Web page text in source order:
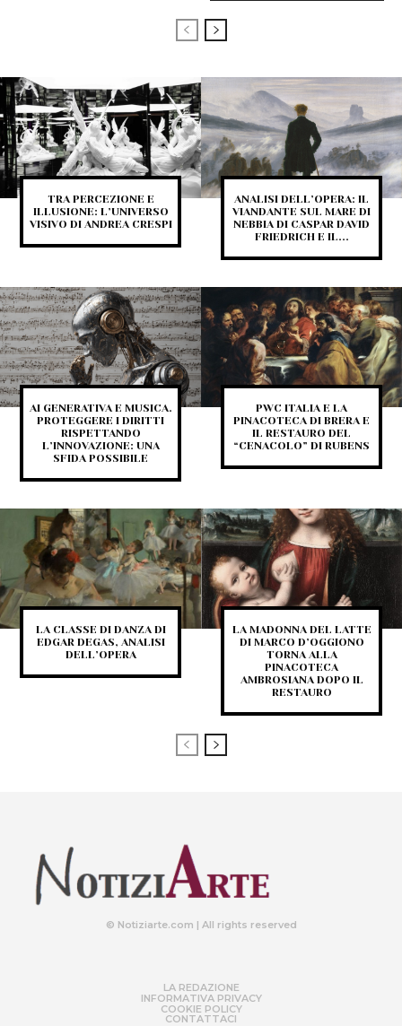
TRA PERCEZIONE E
ILLUSIONE: L’UNIVERSO
VISIVO DI ANDREA CRESPI
ANALISI DELL’OPERA: IL
VIANDANTE SUL MARE DI
NEBBIA DI CASPAR DAVID
FRIEDRICH E IL...
AI GENERATIVA E MUSICA.
PROTEGGERE I DIRITTI
RISPETTANDO
L’INNOVAZIONE: UNA
SFIDA POSSIBILE
PWC ITALIA E LA
PINACOTECA DI BRERA E
IL RESTAURO DEL
“CENACOLO” DI RUBENS
LA CLASSE DI DANZA DI
EDGAR DEGAS, ANALISI
DELL’OPERA
LA MADONNA DEL LATTE
DI MARCO D’OGGIONO
TORNA ALLA
PINACOTECA
AMBROSIANA DOPO IL
RESTAURO
© Notiziarte.com | All rights reserved
LA REDAZIONE
INFORMATIVA PRIVACY
COOKIE POLICY
CONTATTACI